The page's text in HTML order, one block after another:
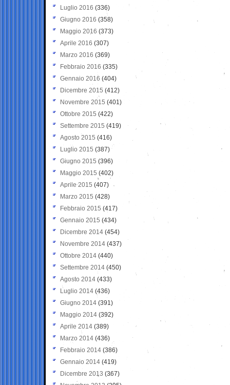
Luglio 2016 (336)
Giugno 2016 (358)
Maggio 2016 (373)
Aprile 2016 (307)
Marzo 2016 (369)
Febbraio 2016 (335)
Gennaio 2016 (404)
Dicembre 2015 (412)
Novembre 2015 (401)
Ottobre 2015 (422)
Settembre 2015 (419)
Agosto 2015 (416)
Luglio 2015 (387)
Giugno 2015 (396)
Maggio 2015 (402)
Aprile 2015 (407)
Marzo 2015 (428)
Febbraio 2015 (417)
Gennaio 2015 (434)
Dicembre 2014 (454)
Novembre 2014 (437)
Ottobre 2014 (440)
Settembre 2014 (450)
Agosto 2014 (433)
Luglio 2014 (436)
Giugno 2014 (391)
Maggio 2014 (392)
Aprile 2014 (389)
Marzo 2014 (436)
Febbraio 2014 (386)
Gennaio 2014 (419)
Dicembre 2013 (367)